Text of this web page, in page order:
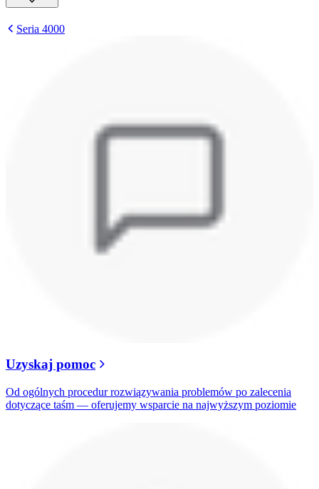
Seria 4000
Uzyskaj pomoc
Od ogólnych procedur rozwiązywania problemów po zalecenia
dotyczące taśm — oferujemy wsparcie na najwyższym poziomie